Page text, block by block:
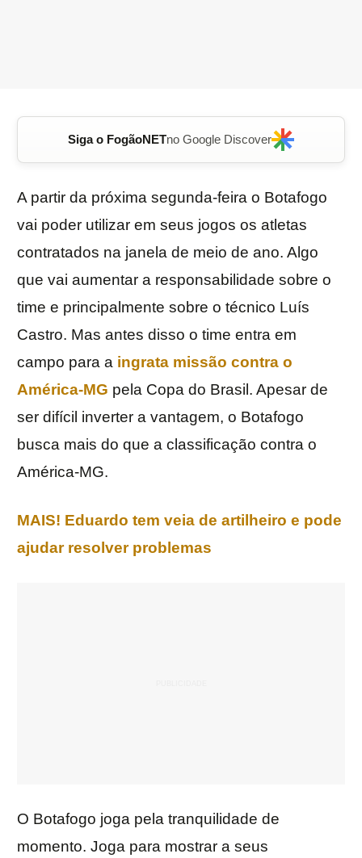
Siga o FogãoNETno Google Discover
A partir da próxima segunda-feira o Botafogo
vai poder utilizar em seus jogos os atletas
contratados na janela de meio de ano. Algo
que vai aumentar a responsabilidade sobre o
time e principalmente sobre o técnico Luís
Castro. Mas antes disso o time entra em
campo para a ingrata missão contra o
América-MG pela Copa do Brasil. Apesar de
ser difícil inverter a vantagem, o Botafogo
busca mais do que a classificação contra o
América-MG.
MAIS! Eduardo tem veia de artilheiro e pode
ajudar resolver problemas
O Botafogo joga pela tranquilidade de
momento. Joga para mostrar a seus